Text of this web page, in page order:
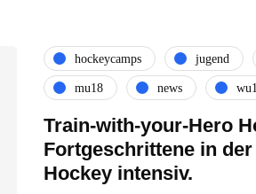
hockeycamps jugend
mu18 news
Train-with-your-Hero
Fortgeschrittene in
Hockey intensiv.